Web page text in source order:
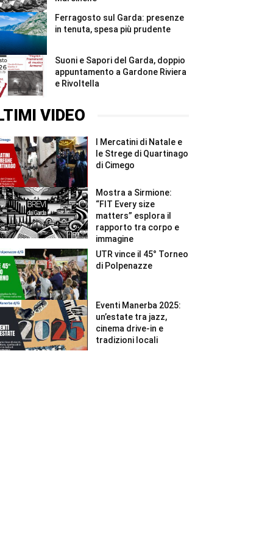
Ferragosto sul Garda: presenze
in tenuta, spesa più prudente
Suoni e Sapori del Garda, doppio
appuntamento a Gardone Riviera
e Rivoltella
VIDEO
I Mercatini di Natale e
le Strege di Quartinago
di Cimego
Mostra a Sirmione:
“FIT Every size
matters” esplora il
rapporto tra corpo e
immagine
UTR vince il 45° Torneo
di Polpenazze
Eventi Manerba 2025:
un’estate tra jazz,
cinema drive-in e
tradizioni locali